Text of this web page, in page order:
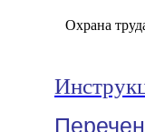
Охрана